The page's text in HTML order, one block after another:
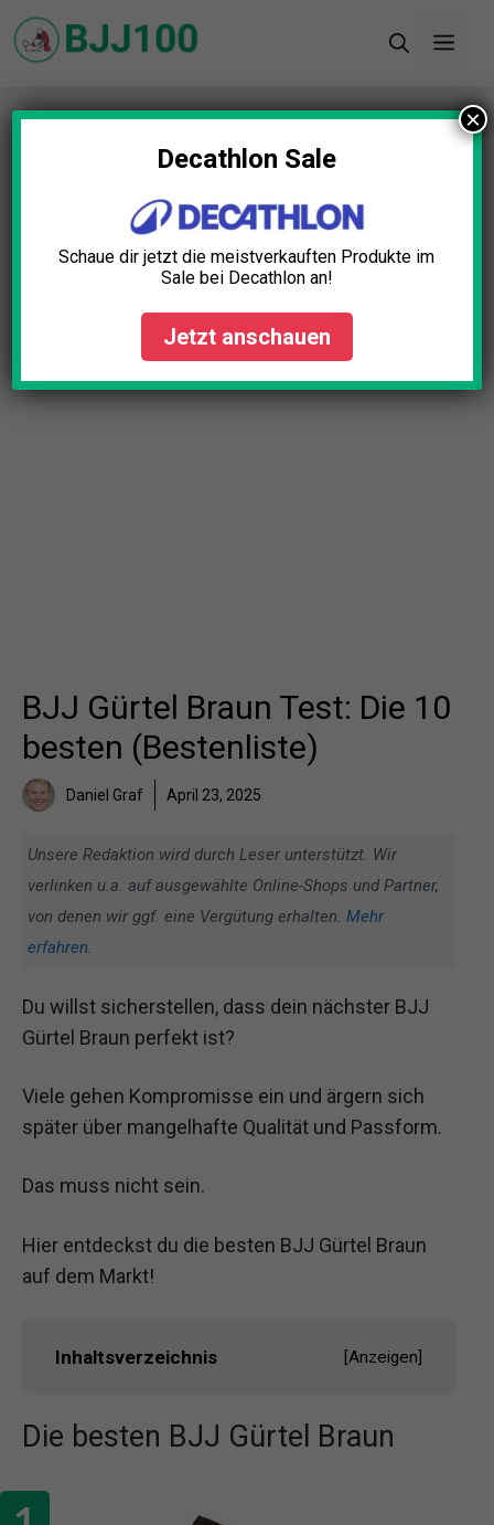
Zum
Inhalt
Startseite»Blog»BJJ Gürtel Braun Test: Die 10
besten (Bestenliste)
BJJ Gürtel Braun Test: Die 10
besten (Bestenliste)
Daniel Graf April 23, 2025
Unsere Redaktion wird durch Leser unterstützt. Wir
verlinken u.a. auf ausgewählte Online-Shops und Partner,
von denen wir ggf. eine Vergütung erhalten. Mehr
erfahren.
Du willst sicherstellen, dass dein nächster BJJ
Gürtel Braun perfekt ist?
Viele gehen Kompromisse ein und ärgern sich
später über mangelhafte Qualität und Passform.
Das muss nicht sein.
Hier entdeckst du die besten BJJ Gürtel Braun
auf dem Markt!
Inhaltsverzeichnis [Anzeigen]
Die besten BJJ Gürtel Braun
Decathlon Sale
Schaue dir jetzt die meistverkauften Produkte im
Sale bei Decathlon an!
Jetzt anschauen
×